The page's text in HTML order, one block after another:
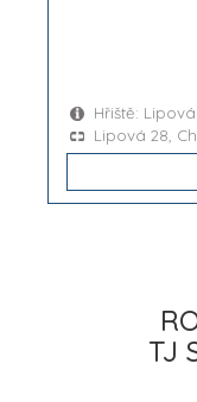
Hřiště: Lipová
Lipová 28,
TJ